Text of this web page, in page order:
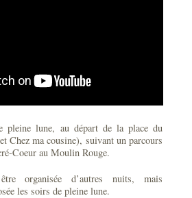
pleine lune, au départ de la place du
Chez ma cousine), suivant un parcours
Coeur au Moulin Rouge.
organisée d’autres nuits, mais
les soirs de pleine lune.